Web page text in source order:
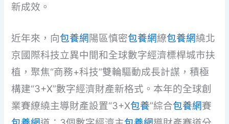
新成效。
近年來，向包養網陽區慎密包養網繚包養網繞北
京國際科技立異中間和全球數字經濟標桿城市扶
植，聚焦“商務+科技”雙輪驅動成長計謀，積極
構建“3+X”數字經濟財產新格式。本年的全球創
業賽繚繞主導財產設置“3+X包養”綜合包養網賽